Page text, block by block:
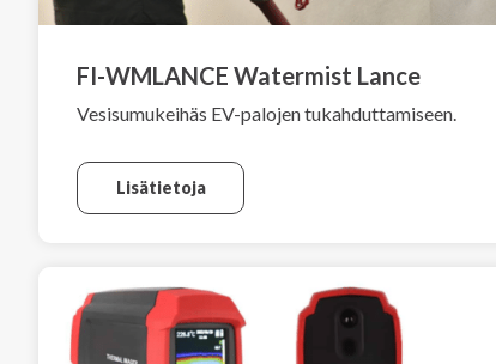
FI-WMLANCE Watermist Lance
Vesisumukeihäs EV-palojen tukahduttamiseen.
Lisätietoja